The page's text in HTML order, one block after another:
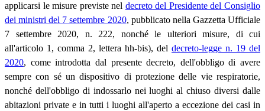
applicarsi le misure previste nel decreto del Presidente del Consiglio
dei ministri del 7 settembre 2020, pubblicato nella Gazzetta Ufficiale
7 settembre 2020, n. 222, nonché le ulteriori misure, di cui
all'articolo 1, comma 2, lettera hh-bis), del decreto-legge n. 19 del
2020, come introdotta dal presente decreto, dell'obbligo di avere
sempre con sé un dispositivo di protezione delle vie respiratorie,
nonché dell'obbligo di indossarlo nei luoghi al chiuso diversi dalle
abitazioni private e in tutti i luoghi all'aperto a eccezione dei casi in